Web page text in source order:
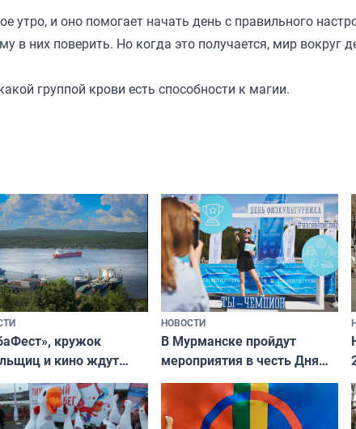
утро, и оно помогает начать день с правильного
в них поверить. Но когда это получается, мир вокруг
группой крови есть способности к магии.
кружок
и кино ждут
в эти выходные
НОВОСТИ
В Мурманске пройдут
мероприятия в честь Дня
физкультурника